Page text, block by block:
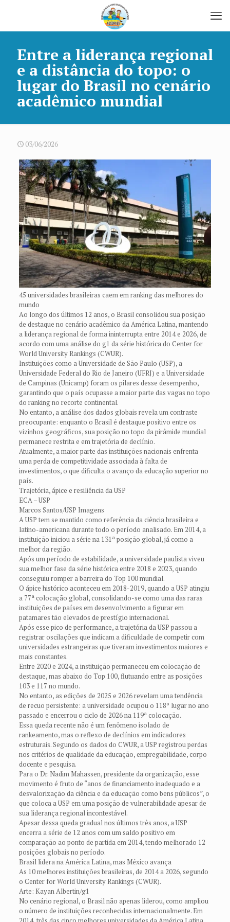
Entre a liderança regional
e a distância do topo: o
lugar do Brasil no cenário
acadêmico mundial
03/06/2026
45 universidades brasileiras caem em ranking das melhores do
mundo
Ao longo dos últimos 12 anos, o Brasil consolidou sua posição
de destaque no cenário acadêmico da América Latina, mantendo
a liderança regional de forma ininterrupta entre 2014 e 2026, de
acordo com uma análise do g1 da série histórica do Center for
World University Rankings (CWUR).
Instituições como a Universidade de São Paulo (USP), a
Universidade Federal do Rio de Janeiro (UFRJ) e a Universidade
de Campinas (Unicamp) foram os pilares desse desempenho,
garantindo que o país ocupasse a maior parte das vagas no topo
do ranking no recorte continental.
No entanto, a análise dos dados globais revela um contraste
preocupante: enquanto o Brasil é destaque positivo entre os
vizinhos geográficos, sua posição no topo da pirâmide mundial
permanece restrita e em trajetória de declínio.
Atualmente, a maior parte das instituições nacionais enfrenta
uma perda de competitividade associada à falta de
investimentos, o que dificulta o avanço da educação superior no
país.
Trajetória, ápice e resiliência da USP
ECA – USP
Marcos Santos/USP Imagens
A USP tem se mantido como referência da ciência brasileira e
latino-americana durante todo o período analisado. Em 2014, a
instituição iniciou a série na 131ª posição global, já como a
melhor da região.
Após um período de estabilidade, a universidade paulista viveu
sua melhor fase da série histórica entre 2018 e 2023, quando
conseguiu romper a barreira do Top 100 mundial.
O ápice histórico aconteceu em 2018-2019, quando a USP atingiu
a 77ª colocação global, consolidando-se como uma das raras
instituições de países em desenvolvimento a figurar em
patamares tão elevados de prestígio internacional.
Após esse pico de performance, a trajetória da USP passou a
registrar oscilações que indicam a dificuldade de competir com
universidades estrangeiras que tiveram investimentos maiores e
mais constantes.
Entre 2020 e 2024, a instituição permaneceu em colocação de
destaque, mas abaixo do Top 100, flutuando entre as posições
103 e 117 no mundo.
No entanto, as edições de 2025 e 2026 revelam uma tendência
de recuo persistente: a universidade ocupou o 118º lugar no ano
passado e encerrou o ciclo de 2026 na 119ª colocação.
Essa queda recente não é um fenômeno isolado de
rankeamento, mas o reflexo de declínios em indicadores
estruturais. Segundo os dados do CWUR, a USP registrou perdas
nos critérios de qualidade da educação, empregabilidade, corpo
docente e pesquisa.
Para o Dr. Nadim Mahassen, presidente da organização, esse
movimento é fruto de “anos de financiamento inadequado e a
desvalorização da ciência e da educação como bens públicos”, o
que coloca a USP em uma posição de vulnerabilidade apesar de
sua liderança regional incontestável.
Apesar dessa queda gradual nos últimos três anos, a USP
encerra a série de 12 anos com um saldo positivo em
comparação ao ponto de partida em 2014, tendo melhorado 12
posições globais no período.
Brasil lidera na América Latina, mas México avança
As 10 melhores instituições brasileiras, de 2014 a 2026, segundo
o Center for World University Rankings (CWUR).
Arte: Kayan Albertin/g1
No cenário regional, o Brasil não apenas liderou, como ampliou
o número de instituições reconhecidas internacionalmente. Em